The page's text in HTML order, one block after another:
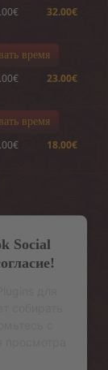
32.00€
время
23.00€
время
18.00€
Social